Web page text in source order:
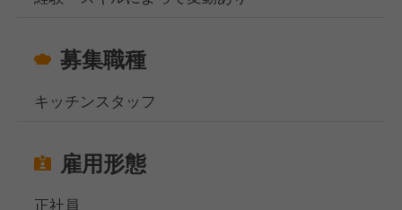
末年始休暇、有給休暇、慶弔休暇が設定されており、
ワークライフバランスを重視しています。
のチャンスを手に入れませんか？
当社サイト、フーズラボ・エージェントですがこのほ
かにも飲食店の求人を多数揃えております。
地元で働きたい方、都心部で働きたいけど引っ越しの
募集職種
キッチンスタッフ
雇用形態
正社員